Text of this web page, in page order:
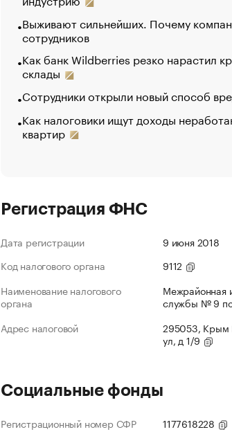
Выживают сильнейших. Почему
сотрудников
Как банк Wildberries резко нарастил
склады
Сотрудники открыли новый способ
Как налоговики ищут доходы
квартир
Регистрация ФНС
Дата регистрации
9 июня 2018
Код налогового органа
9112
Наименование налогового
органа
Межрайонная
службы № 9
Адрес налоговой
295053, Крым
ул, д 1/9
Социальные фонды
Регистрационный номер СФР 1177618228